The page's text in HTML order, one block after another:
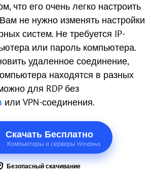
что его очень легко настроить
не нужно изменять настройки
систем. Не требуется IP-
или пароль компьютера.
удаленное соединение,
находятся в разных
для RDP без
или VPN-соединения.
Скачать Бесплатно
Компьютеры и серверы Windows
Безопасный скачивание